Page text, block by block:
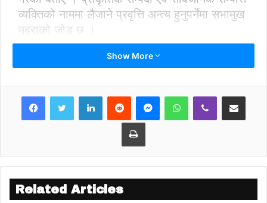
व्यक्तिको नाममा लैजाने प्रवृत्ति अन्त्य हुनुपर्नेमा सभामुख
महराको जोड छ ।
Show More
LinkedInReddit MessengerWhatsAppViber Share via Email
Print
Related Articles